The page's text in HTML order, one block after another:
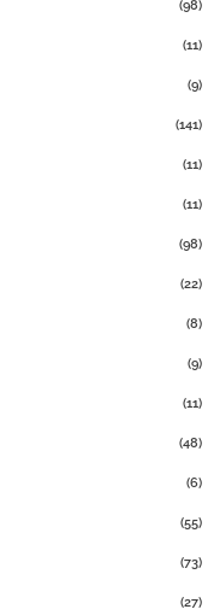
(98)
(11)
(9)
(141)
(11)
(11)
(98)
(22)
(8)
(9)
(11)
(48)
(6)
(55)
(73)
(27)